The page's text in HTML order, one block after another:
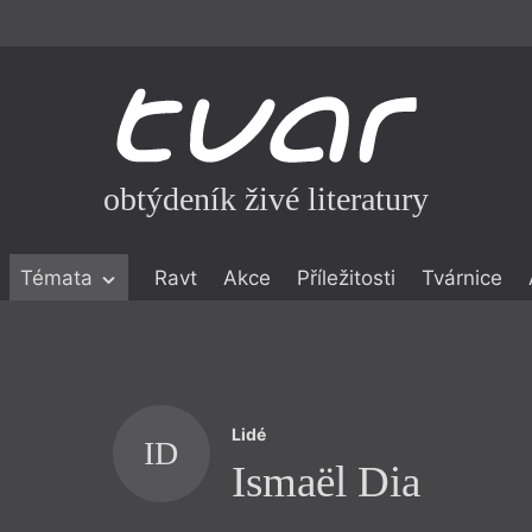
obtýdeník živé literatury
Témata Ravt Akce Příležitosti Tvárnice
ID Lidé
Ismaël Dia